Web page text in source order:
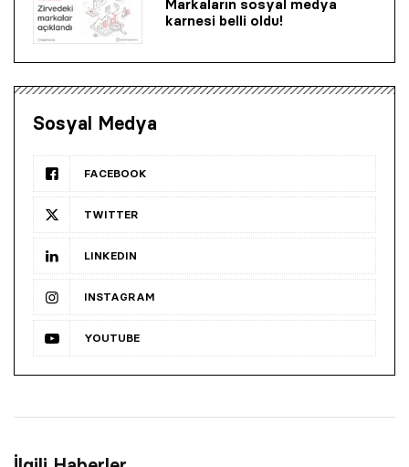
Markaların sosyal medya
karnesi belli oldu!
Sosyal Medya
FACEBOOK
TWITTER
LINKEDIN
INSTAGRAM
YOUTUBE